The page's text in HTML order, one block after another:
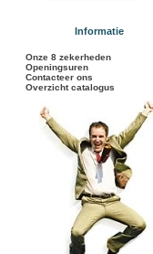
Informatie
Onze 8 zekerheden
Openingsuren
Contacteer ons
Overzicht catalogus